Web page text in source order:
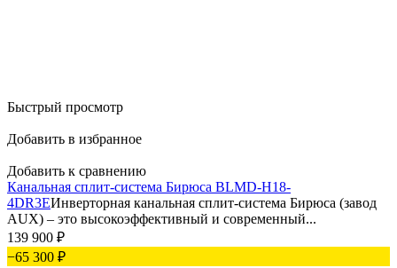
Быстрый просмотр
Добавить в избранное
Добавить к сравнению
Канальная сплит-система Бирюса BLMD-H18-
4DR3EИнверторная канальная сплит-система Бирюса (завод
AUX) – это высокоэффективный и современный...
139 900 ₽
−65 300 ₽